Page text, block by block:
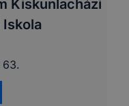
Kiskunlacházi
Iskola